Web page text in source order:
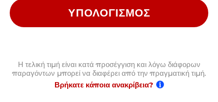
ΥΠΟΛΟΓΙΣΜΌΣ
Η τελική τιμή είναι κατά προσέγγιση και λόγω διάφορων
παραγόντων μπορεί να διαφέρει από την πραγματική τιμή.
Βρήκατε κάποια ανακρίβεια?